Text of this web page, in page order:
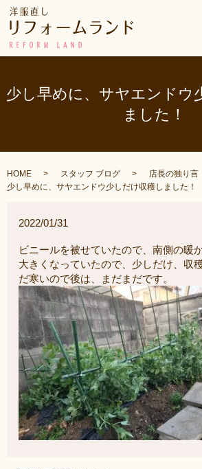
少し早めに、サヤエンドウ
ました！
HOME スタッフ ブログ
店長の独り言
少し早めに、サヤエンドウ少しだけ収穫しました！
2022/01/31
ビニールを被せていたので、南側の暖
大きくなっていたので、少しだけ、収
だ寒いので後は、まだまだです。